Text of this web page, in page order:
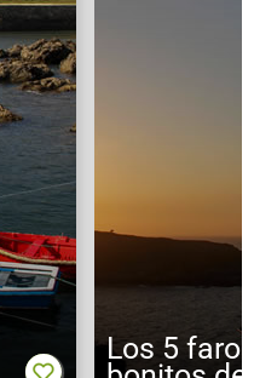
Los 5